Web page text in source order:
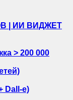
| ИИ ВИДЖЕТ
> 200 000
Dall-e)